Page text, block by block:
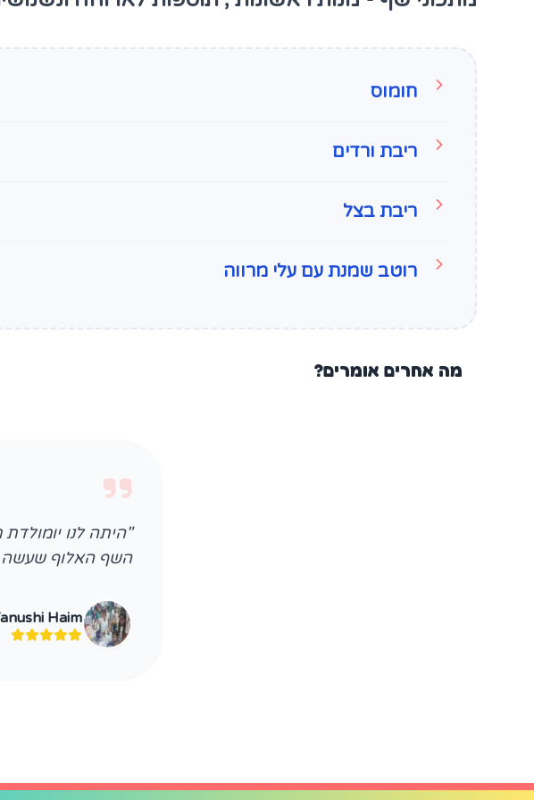
חומוס
ריבת ורדים
ריבת בצל
רוטב שמנת עם עלי מרווה
מה אחרים אומרים?
"היתה לנו
השף האלוף שעשה
Haim‎‏